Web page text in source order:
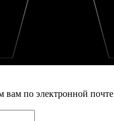
по электронной почте